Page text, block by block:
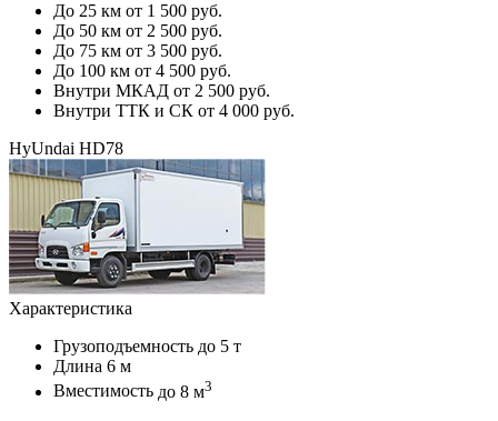
До 25 км от 1 500 руб.
До 50 км от 2 500 руб.
До 75 км от 3 500 руб.
До 100 км от 4 500 руб.
Внутри МКАД от 2 500 руб.
Внутри ТТК и СК от 4 000 руб.
HyUndai HD78
Характеристика
Грузоподъемность до 5 т
Длина 6 м
Вместимость до 8 м3